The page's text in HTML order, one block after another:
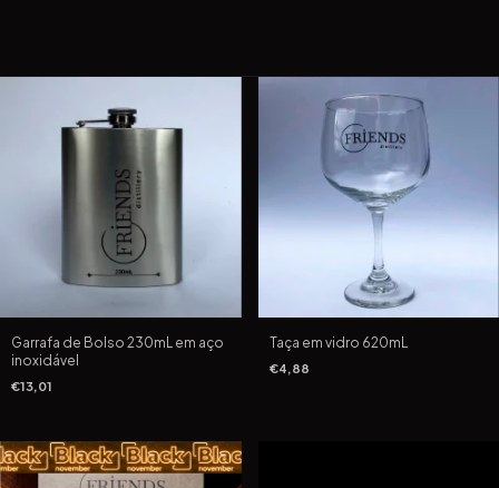
Garrafa de Bolso 230mL em aço
inoxidável
€13,01
Taça em vidro 620mL
€4,88